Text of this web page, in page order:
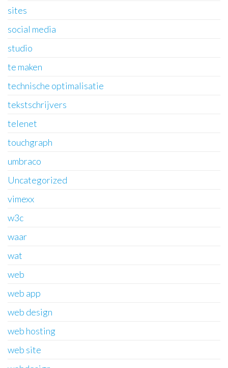
sites
social media
studio
te maken
technische optimalisatie
tekstschrijvers
telenet
touchgraph
umbraco
Uncategorized
vimexx
w3c
waar
wat
web
web app
web design
web hosting
web site